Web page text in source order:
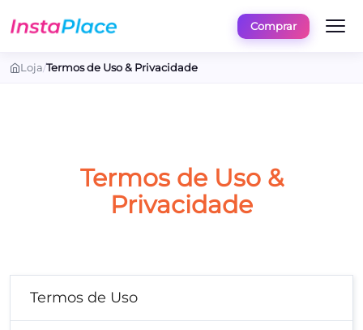
Comprar
Loja/Termos de Uso & Privacidade
Termos de Uso &
Privacidade
Termos de Uso